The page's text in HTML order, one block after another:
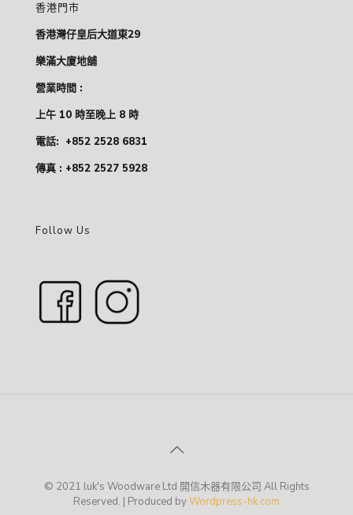
香港門市
香港灣仔皇后大道東29
樂滿大廈地舖
營業時間 :
上午 10 時至晚上 8 時
電話: +852 2528 6831
傳真 : +852 2527 5928
Follow Us
© 2021 luk's Woodware Ltd 開信木器有限公司 All Rights
Reserved. | Produced byWordpress-hk.com